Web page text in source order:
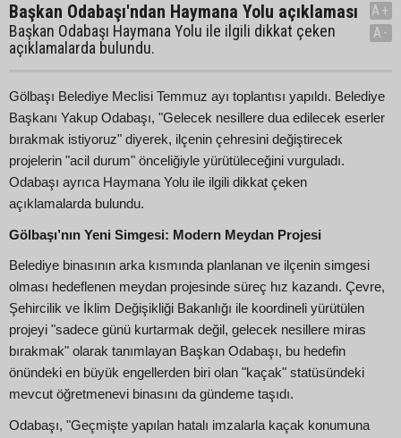
Başkan Odabaşı'ndan Haymana Yolu açıklaması
Başkan Odabaşı Haymana Yolu ile ilgili dikkat çeken
açıklamalarda bulundu.
A+
A-
Gölbaşı Belediye Meclisi Temmuz ayı toplantısı yapıldı. Belediye
Başkanı Yakup Odabaşı, "Gelecek nesillere dua edilecek eserler
bırakmak istiyoruz" diyerek, ilçenin çehresini değiştirecek
projelerin "acil durum" önceliğiyle yürütüleceğini vurguladı.
Odabaşı ayrıca Haymana Yolu ile ilgili dikkat çeken
açıklamalarda bulundu.
Gölbaşı’nın Yeni Simgesi: Modern Meydan Projesi
Belediye binasının arka kısmında planlanan ve ilçenin simgesi
olması hedeflenen meydan projesinde süreç hız kazandı. Çevre,
Şehircilik ve İklim Değişikliği Bakanlığı ile koordineli yürütülen
projeyi "sadece günü kurtarmak değil, gelecek nesillere miras
bırakmak" olarak tanımlayan Başkan Odabaşı, bu hedefin
önündeki en büyük engellerden biri olan "kaçak" statüsündeki
mevcut öğretmenevi binasını da gündeme taşıdı.
Odabaşı, "Geçmişte yapılan hatalı imzalarla kaçak konumuna